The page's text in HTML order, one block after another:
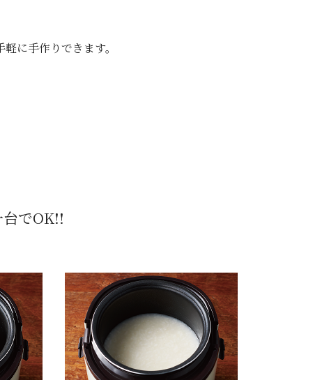
に手作りできます。
でOK!!